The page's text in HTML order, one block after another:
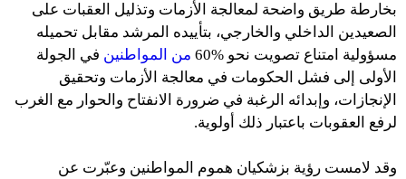
بخارطة طريق واضحة لمعالجة الأزمات وتذليل العقبات على
الصعيدين الداخلي والخارجي، بتأييده المرشد مقابل تحميله
مسؤولية امتناع تصويت نحو %60
من المواطنين في الجولة
الأولى إلى فشل الحكومات في معالجة الأزمات وتحقيق
الإنجازات، وإبدائه الرغبة في ضرورة الانفتاح والحوار مع الغرب
لرفع العقوبات باعتبار ذلك أولوية.
وقد لامست رؤية بزشكيان هموم المواطنين وعبّرت عن